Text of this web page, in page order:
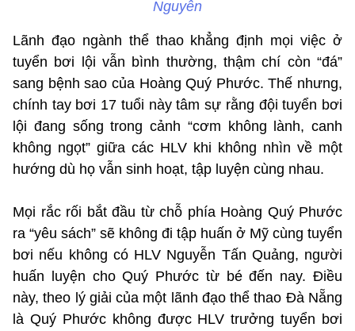
Nguyễn
Lãnh đạo ngành thể thao khẳng định mọi việc ở
tuyển bơi lội vẫn bình thường, thậm chí còn “đá”
sang bệnh sao của Hoàng Quý Phước. Thế nhưng,
chính tay bơi 17 tuổi này tâm sự rằng đội tuyển bơi
lội đang sống trong cảnh “cơm không lành, canh
không ngọt” giữa các HLV khi không nhìn về một
hướng dù họ vẫn sinh hoạt, tập luyện cùng nhau.
Mọi rắc rối bắt đầu từ chỗ phía Hoàng Quý Phước
ra “yêu sách” sẽ không đi tập huấn ở Mỹ cùng tuyển
bơi nếu không có HLV Nguyễn Tấn Quảng, người
huấn luyện cho Quý Phước từ bé đến nay. Điều
này, theo lý giải của một lãnh đạo thể thao Đà Nẵng
là Quý Phước không được HLV trưởng tuyển bơi